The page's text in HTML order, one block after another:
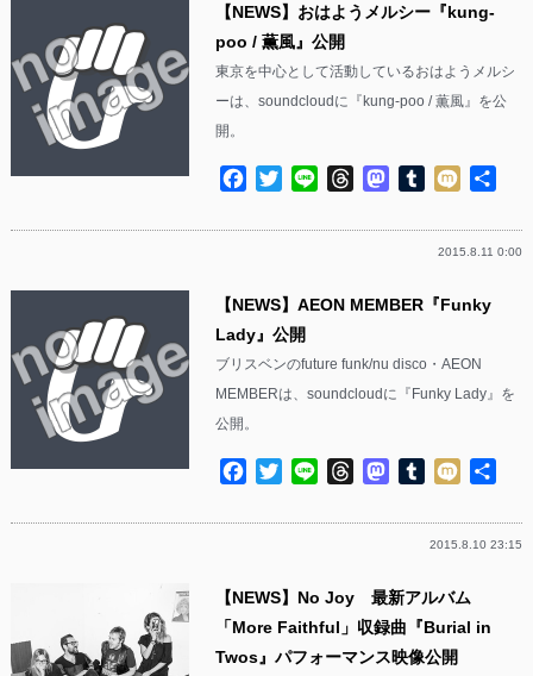
【NEWS】おはようメルシー『kung-
poo / 薫風』公開
東京を中心として活動しているおはようメルシ
ーは、soundcloudに『kung-poo / 薫風』を公
開。
Facebook
TwitterLine ThreadsMastodon
Tumblr
Mixi
2015.8.11 0:00
【NEWS】AEON MEMBER『Funky
Lady』公開
ブリスベンのfuture funk/nu disco・AEON
MEMBERは、soundcloudに『Funky Lady』を
公開。
Facebook
TwitterLine ThreadsMastodon
Tumblr
Mixi
2015.8.10 23:15
【NEWS】No Joy 最新アルバム
「More Faithful」収録曲『Burial in
Twos』パフォーマンス映像公開